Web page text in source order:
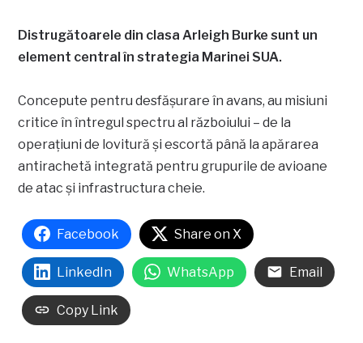
Distrugătoarele din clasa Arleigh Burke sunt un
element central în strategia Marinei SUA.
Concepute pentru desfășurare în avans, au misiuni
critice în întregul spectru al războiului – de la
operațiuni de lovitură și escortă până la apărarea
antirachetă integrată pentru grupurile de avioane
de atac și infrastructura cheie.
Facebook Share on X
LinkedIn WhatsApp Email
Copy Link